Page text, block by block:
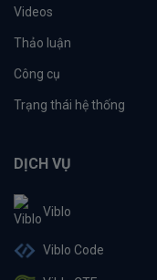
Videos
Thảo luận
Công cụ
Trạng thái hệ thống
DỊCH VỤ
Viblo
Viblo Code